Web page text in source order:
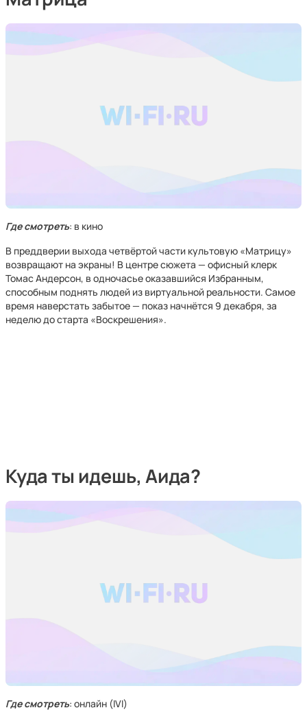
Где смотреть: в кино
В преддверии выхода четвёртой части культовую «Матрицу»
возвращают на экраны! В центре сюжета — офисный клерк
Томас Андерсон, в одночасье оказавшийся Избранным,
способным поднять людей из виртуальной реальности. Самое
время наверстать забытое — показ начнётся 9 декабря, за
неделю до старта «Воскрешения».
Куда ты идешь, Аида?
Где смотреть: онлайн (IVI)